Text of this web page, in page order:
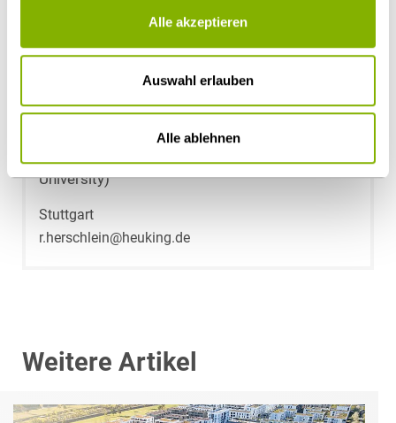
Alle akzeptieren
Auswahl erlauben
Alle ablehnen
Dr. Rainer Herschlein, LL.M. (Fordham
University)
Stuttgart
r.herschlein@heuking.de
Weitere Artikel